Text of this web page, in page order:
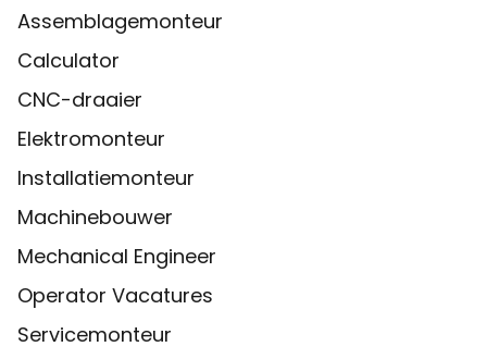
Assemblagemonteur
Calculator
CNC-draaier
Elektromonteur
Installatiemonteur
Machinebouwer
Mechanical Engineer
Operator Vacatures
Servicemonteur